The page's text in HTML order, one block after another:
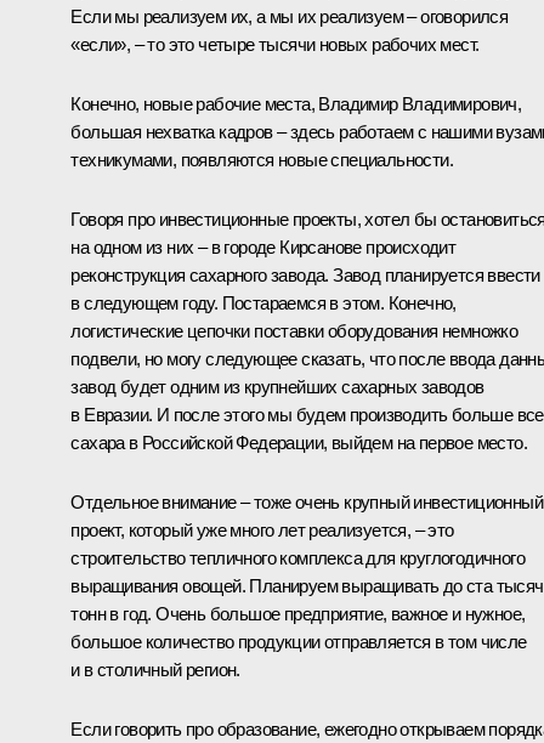
Если мы реализуем их, а мы их реализуем – оговорился
«если», – то это четыре тысячи новых рабочих мест.
Конечно, новые рабочие места, Владимир Владимирович,
большая нехватка кадров – здесь работаем с нашими
техникумами, появляются новые специальности.
Говоря про инвестиционные проекты, хотел бы
на одном из них – в городе Кирсанове происходит
реконструкция сахарного завода. Завод планируется ввести
в следующем году. Постараемся в этом. Конечно,
логистические цепочки поставки оборудования немножко
подвели, но могу следующее сказать, что после ввода
завод будет одним из крупнейших сахарных заводов
в Евразии. И после этого мы будем производить больше
сахара в Российской Федерации, выйдем на первое место.
Отдельное внимание – тоже очень крупный инвестиционный
проект, который уже много лет реализуется, – это
строительство тепличного комплекса для круглогодичного
выращивания овощей. Планируем выращивать до ста тысяч
тонн в год. Очень большое предприятие, важное и нужное,
большое количество продукции отправляется в том числе
и в столичный регион.
Если говорить про образование, ежегодно открываем